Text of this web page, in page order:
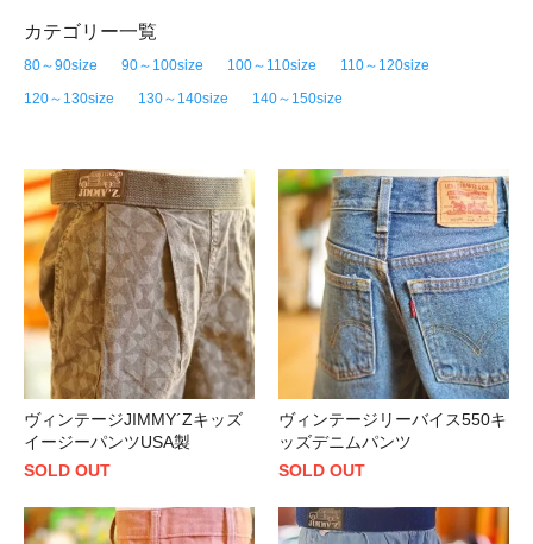
カテゴリー一覧
80～90size 90～100size 100～110size
110～120size
120～130size
130～140size 140～150size
ヴィンテージJIMMY´Zキッズ
イージーパンツUSA製
SOLD OUT
ヴィンテージリーバイス550キ
ッズデニムパンツ
SOLD OUT